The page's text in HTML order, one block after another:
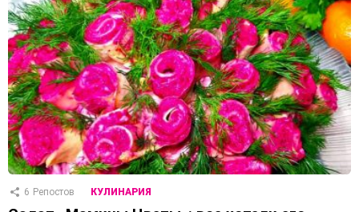
6 Репостов КУЛИНАРИЯ